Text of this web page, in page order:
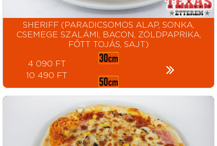
SHERIFF (PARADICSOMOS ALAP, SONKA,
CSEMEGE SZALÁMI, BACON, ZÖLDPAPRIKA,
FŐTT TOJÁS, SAJT)
4 090 FT
10 490 FT